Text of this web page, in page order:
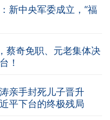
新中央军委成立，“福
蔡奇免职、元老集体决
！
亲手封死儿子晋升
平下台的终极残局